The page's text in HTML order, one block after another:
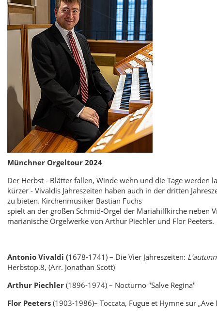
Münchner Orgeltour 2024
Der Herbst - Blätter fallen, Winde wehn und die Tage werden
kürzer - Vivaldis Jahreszeiten haben auch in der dritten
zu bieten. Kirchenmusiker Bastian Fuchs
spielt an der großen Schmid-Orgel der Mariahilfkirche neben
marianische Orgelwerke von Arthur Piechler und Flor Peeters.
Antonio Vivaldi (1678-1741) – Die Vier Jahreszeiten:
Herbstop.8, (Arr. Jonathan Scott)
Arthur Piechler (1896-1974) – Nocturno "Salve Regina"
Flor Peeters (1903-1986)– Toccata, Fugue et Hymne sur „Ave